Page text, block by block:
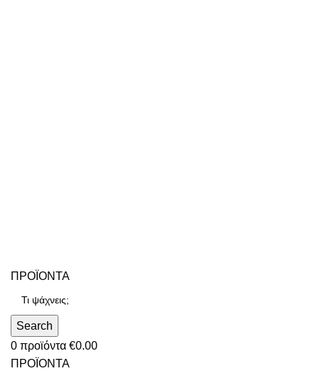
ΠΡΟΪΟΝΤΑ
Search
0 προϊόντα €0.00
ΠΡΟΪΟΝΤΑ